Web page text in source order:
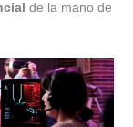
de la mano de